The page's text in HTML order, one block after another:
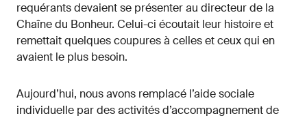
requérants devaient se présenter au directeur de la
Chaîne du Bonheur. Celui-ci écoutait leur histoire et
remettait quelques coupures à celles et ceux qui en
avaient le plus besoin.
Aujourd’hui, nous avons remplacé l’aide sociale
individuelle par des activités d’accompagnement de